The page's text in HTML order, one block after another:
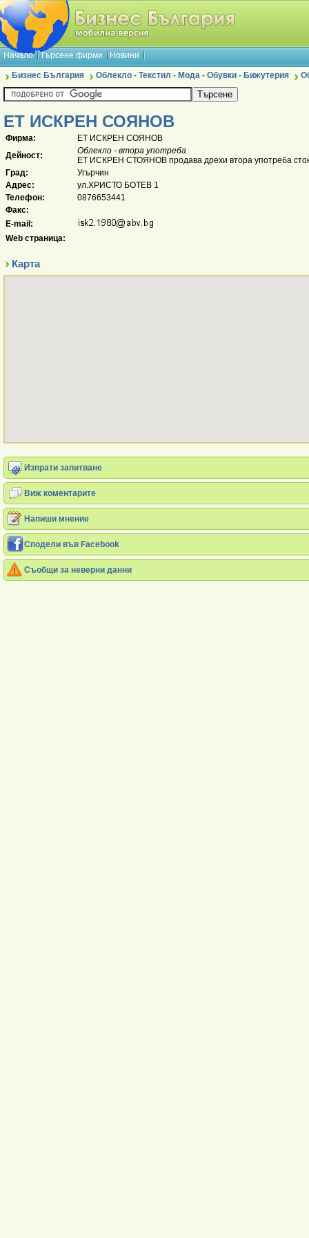
Начало Търсене фирми Новини
Бизнес България Облекло - Текстил - Мода - Обувки - Бижутерия
ЕТ ИСКРЕН СОЯНОВ
Фирма:
ЕТ ИСКРЕН СОЯНОВ
Дейност:
Облекло - втора употреба
ЕТ ИСКРЕН СТОЯНОВ продава дрехи втора употреба
Град:
Угърчин
Адрес:
ул.ХРИСТО БОТЕВ 1
Телефон:
0876653441
Факс:
E-mail:
Web страница:
Карта
Изпрати запитване
Виж коментарите
Напиши мнение
Сподели във Facebook
Съобщи за неверни данни